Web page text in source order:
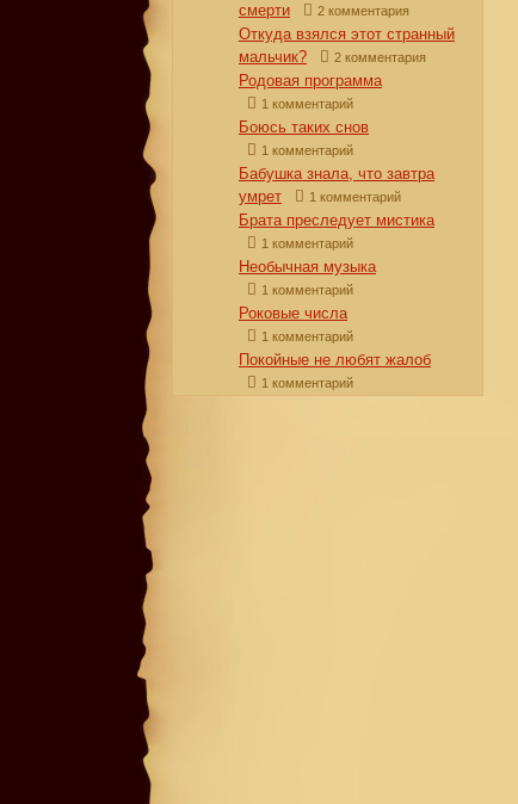
смерти
2 комментария
Откуда взялся этот странный
мальчик?
2 комментария
Родовая программа
1 комментарий
Боюсь таких снов
1 комментарий
Бабушка знала, что завтра
умрет
1 комментарий
Брата преследует мистика
1 комментарий
Необычная музыка
1 комментарий
Роковые числа
1 комментарий
Покойные не любят жалоб
1 комментарий